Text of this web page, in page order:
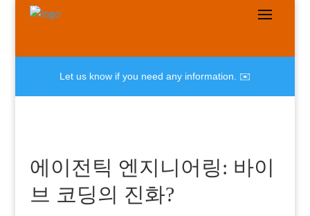
Let us know if you need any information. ✉️
에이전틱 엔지니어링: 바이
브 코딩의 진화?